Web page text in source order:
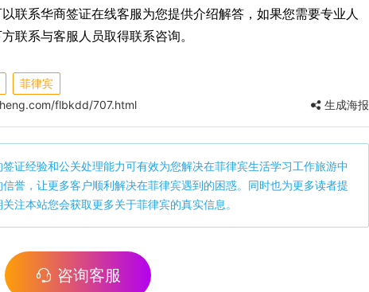
联系华商签证在线客服为您提供介绍解答，如果您需要专业人
联系与客服人员取得联系咨询。
菲律宾
flbkdd/707.html 生成海报
证经验和公关处理能力可有效为您解决在菲律宾生活学习工作旅游中
誉，让更多客户顺利解决在菲律宾遇到的困惑。同时也为更多读者提
注本站您会获取更多关于菲律宾的真实信息。
咨询客服